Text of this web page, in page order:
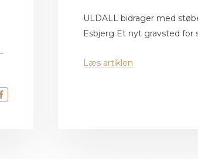
ULDALL bidrager med
Esbjerg Et nyt gravsted for
Læs artiklen